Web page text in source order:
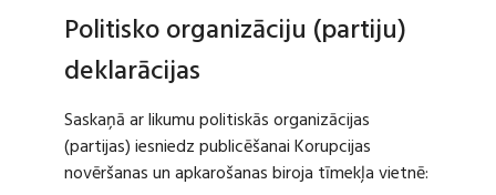
Politisko organizāciju (partiju)
deklarācijas
Saskaņā ar likumu politiskās organizācijas
(partijas) iesniedz publicēšanai Korupcijas
novēršanas un apkarošanas biroja tīmekļa vietnē: